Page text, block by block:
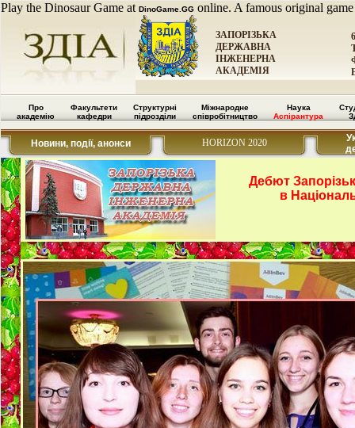
Play the Dinosaur Game at DinoGame.GG online. A famous original
ЗАПОРІЗЬКА
ДЕРЖАВНА
ІНЖЕНЕРНА
АКАДЕМІЯ
Про
академію
Факультети
кафедри
Структурні
підрозділи
Міжнародне
співробітництво
Наука
Аспірантура
Новини, події, анонси HORIZON 2020
Дебют
в